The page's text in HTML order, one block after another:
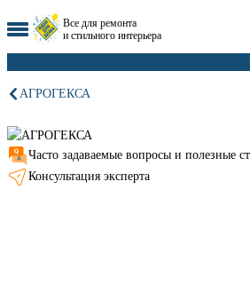
Все для ремонта
и стильного интерьера
АГРОГЕКСА
Часто задаваемые вопросы и полезные
Консультация эксперта